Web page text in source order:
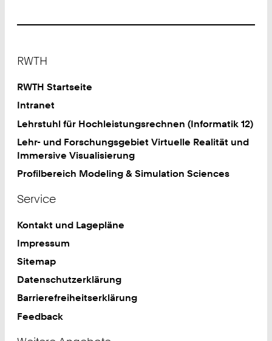
RWTH
RWTH Startseite
Intranet
Lehrstuhl für Hochleistungsrechnen (Informatik 12)
Lehr- und Forschungsgebiet Virtuelle Realität und
Immersive Visualisierung
Profilbereich Modeling & Simulation Sciences
Service
Kontakt und Lagepläne
Impressum
Sitemap
Datenschutzerklärung
Barrierefreiheitserklärung
Feedback